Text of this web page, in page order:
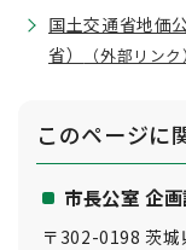
国土交通省地価
省）
（外部リンク
このページに
市長公室 企
〒302-0198 茨城